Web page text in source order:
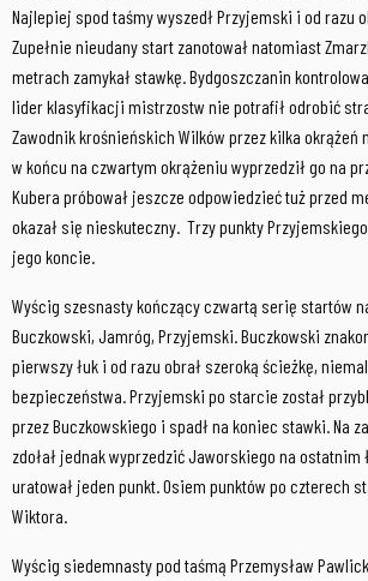
Najlepiej spod taśmy wyszedł Przyjemski i od razu
Zupełnie nieudany start zanotował natomiast
metrach zamykał stawkę. Bydgoszczanin
lider klasyfikacji mistrzostw nie potrafił odrobić
Zawodnik krośnieńskich Wilków przez kilka okrążeń
w końcu na czwartym okrążeniu wyprzedził go na
Kubera próbował jeszcze odpowiedzieć tuż przed
okazał się nieskuteczny. Trzy punkty
jego koncie.
Wyścig szesnasty kończący czwartą serię startów
Buczkowski, Jamróg, Przyjemski. Buczkowski
pierwszy łuk i od razu obrał szeroką ścieżkę,
bezpieczeństwa. Przyjemski po starcie został
przez Buczkowskiego i spadł na koniec stawki. Na
zdołał jednak wyprzedzić Jaworskiego na ostatnim
uratował jeden punkt. Osiem punktów po czterech
Wiktora.
Wyścig siedemnasty pod taśmą Przemysław